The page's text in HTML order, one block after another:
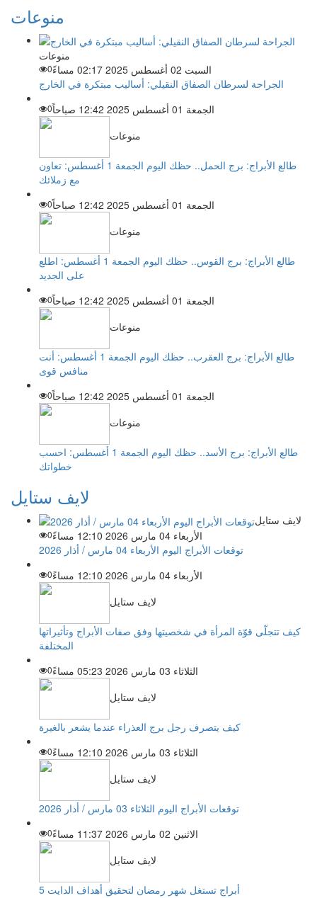
منوعات
منوعات
السبت 02 أغسطس 2025 02:17 مساءً
0
الجراحة لسرطان الصفاق النقيلي: أساليب مبتكرة في الخارج
الجمعة 01 أغسطس 2025 12:42 صباحاً
0
منوعات
طالع الأبراج: برج الحمل.. حظك اليوم الجمعة 1 أغسطس: تعاون
مع زملائك
الجمعة 01 أغسطس 2025 12:42 صباحاً
0
منوعات
طالع الأبراج: برج القوس.. حظك اليوم الجمعة 1 أغسطس: اطلع
على الجديد
الجمعة 01 أغسطس 2025 12:42 صباحاً
0
منوعات
طالع الأبراج: برج العقرب.. حظك اليوم الجمعة 1 أغسطس: أنت
منافس قوى
الجمعة 01 أغسطس 2025 12:42 صباحاً
0
منوعات
طالع الأبراج: برج الأسد.. حظك اليوم الجمعة 1 أغسطس: احسب
خطواتك
لايف ستايل
لايف ستايل
الأربعاء 04 مارس 2026 12:10 مساءً
0
توقعات الأبراج اليوم الأربعاء 04 مارس / أذار 2026
الأربعاء 04 مارس 2026 12:10 مساءً
0
لايف ستايل
كيف تتجلّى قوّة المرأة في شخصيتها وفق صفات الأبراج وتأثيراتها
المختلفة
الثلاثاء 03 مارس 2026 05:23 مساءً
0
لايف ستايل
كيف يتصرف رجل برج العذراء عندما يشعر بالغيرة
الثلاثاء 03 مارس 2026 12:10 مساءً
0
لايف ستايل
توقعات الأبراج اليوم الثلاثاء 03 مارس / أذار 2026
الاثنين 02 مارس 2026 11:37 مساءً
0
لايف ستايل
5 أبراج تستغل شهر رمضان لتحقيق أهداف الدايت